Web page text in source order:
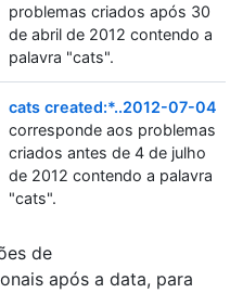
problemas criados após 30
de abril de 2012 contendo a
palavra "cats".
cats created:*..2012-07-04
corresponde aos problemas
criados antes de 4 de julho
de 2012 contendo a palavra
"cats".
de
após a data, para